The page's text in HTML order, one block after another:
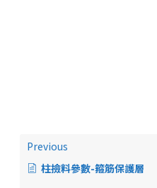
Previous
柱撿料參數-箍筋保護層